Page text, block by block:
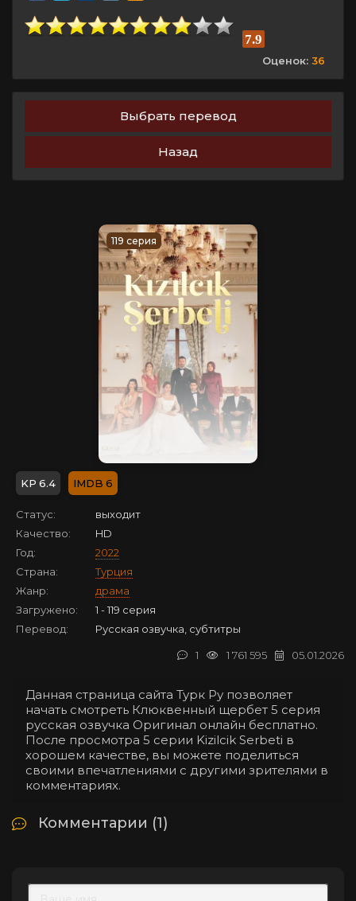
7.9
Оценок: 36
Выбрать перевод
Назад
119 серия
6.4 6
Статус:
выходит
Качество:
HD
Год:
2022
Страна:
Турция
Жанр:
драма
Загружено:
1 - 119 серия
Перевод:
Русская озвучка, субтитры
05.01.2026
1 761 595
1
Данная страница сайта Турк Ру позволяет
начать смотреть Клюквенный щербет 5 серия
русская озвучка Оригинал онлайн бесплатно.
После просмотра 5 серии Kizilcik Serbeti в
хорошем качестве, вы можете поделиться
своими впечатлениями с другими зрителями в
комментариях.
Комментарии (1)